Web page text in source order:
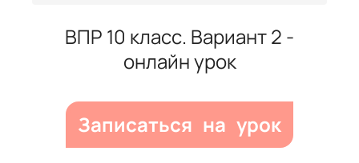
ВПР 10 класс. Вариант 2 -
онлайн урок
Записаться на урок